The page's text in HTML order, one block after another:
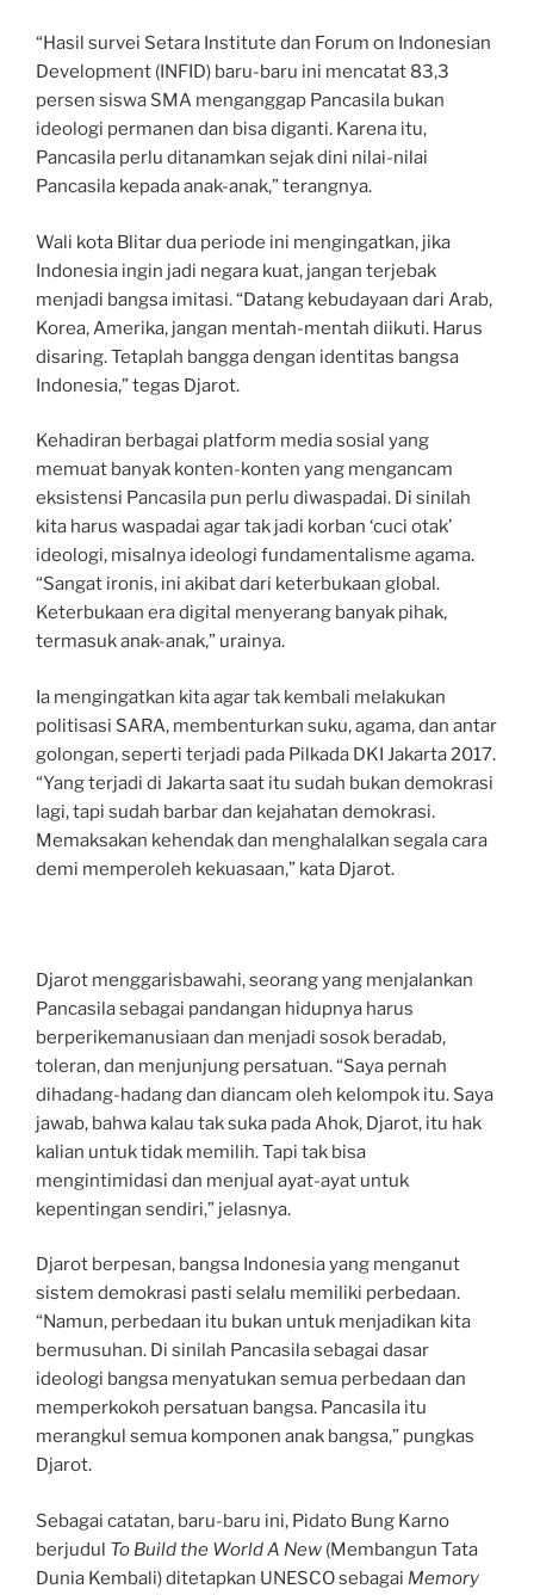
“Hasil survei Setara Institute dan Forum on Indonesian
Development (INFID) baru-baru ini mencatat 83,3
persen siswa SMA menganggap Pancasila bukan
ideologi permanen dan bisa diganti. Karena itu,
Pancasila perlu ditanamkan sejak dini nilai-nilai
Pancasila kepada anak-anak,” terangnya.
Wali kota Blitar dua periode ini mengingatkan, jika
Indonesia ingin jadi negara kuat, jangan terjebak
menjadi bangsa imitasi. “Datang kebudayaan dari Arab,
Korea, Amerika, jangan mentah-mentah diikuti. Harus
disaring. Tetaplah bangga dengan identitas bangsa
Indonesia,” tegas Djarot.
Kehadiran berbagai platform media sosial yang
memuat banyak konten-konten yang mengancam
eksistensi Pancasila pun perlu diwaspadai. Di sinilah
kita harus waspadai agar tak jadi korban ‘cuci otak’
ideologi, misalnya ideologi fundamentalisme agama.
“Sangat ironis, ini akibat dari keterbukaan global.
Keterbukaan era digital menyerang banyak pihak,
termasuk anak-anak,” urainya.
Ia mengingatkan kita agar tak kembali melakukan
politisasi SARA, membenturkan suku, agama, dan antar
golongan, seperti terjadi pada Pilkada DKI Jakarta 2017.
“Yang terjadi di Jakarta saat itu sudah bukan demokrasi
lagi, tapi sudah barbar dan kejahatan demokrasi.
Memaksakan kehendak dan menghalalkan segala cara
demi memperoleh kekuasaan,” kata Djarot.
Djarot menggarisbawahi, seorang yang menjalankan
Pancasila sebagai pandangan hidupnya harus
berperikemanusiaan dan menjadi sosok beradab,
toleran, dan menjunjung persatuan. “Saya pernah
dihadang-hadang dan diancam oleh kelompok itu. Saya
jawab, bahwa kalau tak suka pada Ahok, Djarot, itu hak
kalian untuk tidak memilih. Tapi tak bisa
mengintimidasi dan menjual ayat-ayat untuk
kepentingan sendiri,” jelasnya.
Djarot berpesan, bangsa Indonesia yang menganut
sistem demokrasi pasti selalu memiliki perbedaan.
“Namun, perbedaan itu bukan untuk menjadikan kita
bermusuhan. Di sinilah Pancasila sebagai dasar
ideologi bangsa menyatukan semua perbedaan dan
memperkokoh persatuan bangsa. Pancasila itu
merangkul semua komponen anak bangsa,” pungkas
Djarot.
Sebagai catatan, baru-baru ini, Pidato Bung Karno
berjudul To Build the World A New (Membangun Tata
Dunia Kembali) ditetapkan UNESCO sebagai Memory